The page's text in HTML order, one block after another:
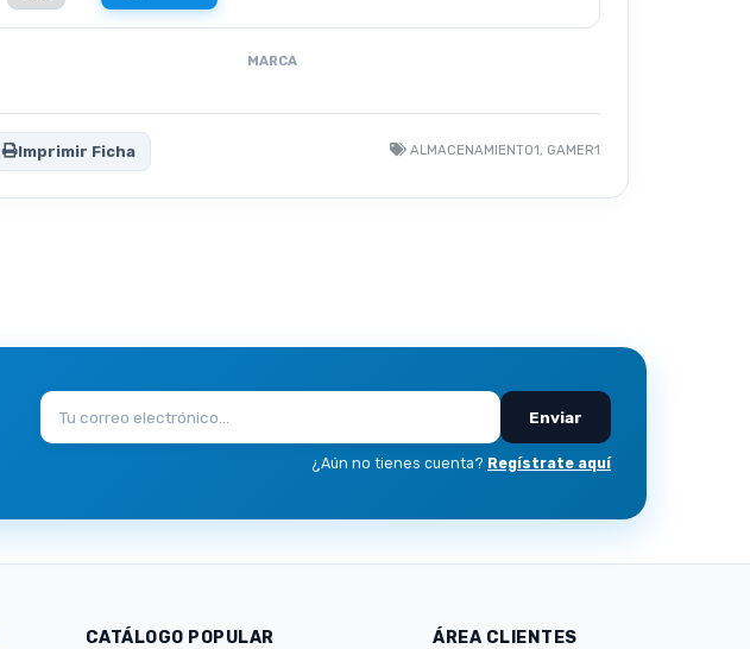
MARCA
Imprimir Ficha ALMACENAMIENTO1, GAMER1
Enviar
¿Aún no tienes cuenta? Regístrate aquí
CATÁLOGO POPULAR ÁREA CLIENTES